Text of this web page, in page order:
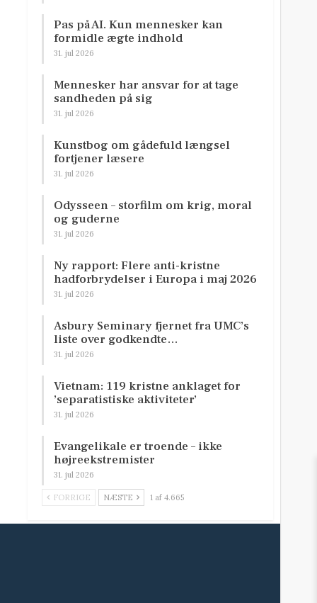
Pas på AI. Kun mennesker kan
formidle ægte indhold
31. jul 2026
Mennesker har ansvar for at tage
sandheden på sig
31. jul 2026
Kunstbog om gådefuld længsel
fortjener læsere
31. jul 2026
Odysseen – storfilm om krig, moral
og guderne
31. jul 2026
Ny rapport: Flere anti-kristne
hadforbrydelser i Europa i maj 2026
31. jul 2026
Asbury Seminary fjernet fra UMC’s
liste over godkendte…
31. jul 2026
Vietnam: 119 kristne anklaget for
’separatistiske aktiviteter’
31. jul 2026
Evangelikale er troende – ikke
højreekstremister
31. jul 2026
FORRIGE NÆSTE 1 af 4.665